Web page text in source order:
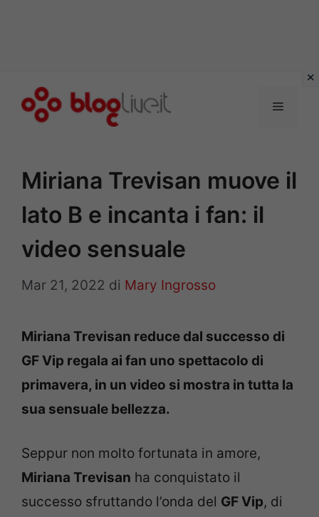
Menu
Miriana Trevisan muove il
lato B e incanta i fan: il
video sensuale
Mar 21, 2022 di Mary Ingrosso
Miriana Trevisan reduce dal successo di
GF Vip regala ai fan uno spettacolo di
primavera, in un video si mostra in tutta la
sua sensuale bellezza.
Seppur non molto fortunata in amore,
Miriana Trevisan ha conquistato il
successo sfruttando l’onda del GF Vip, di